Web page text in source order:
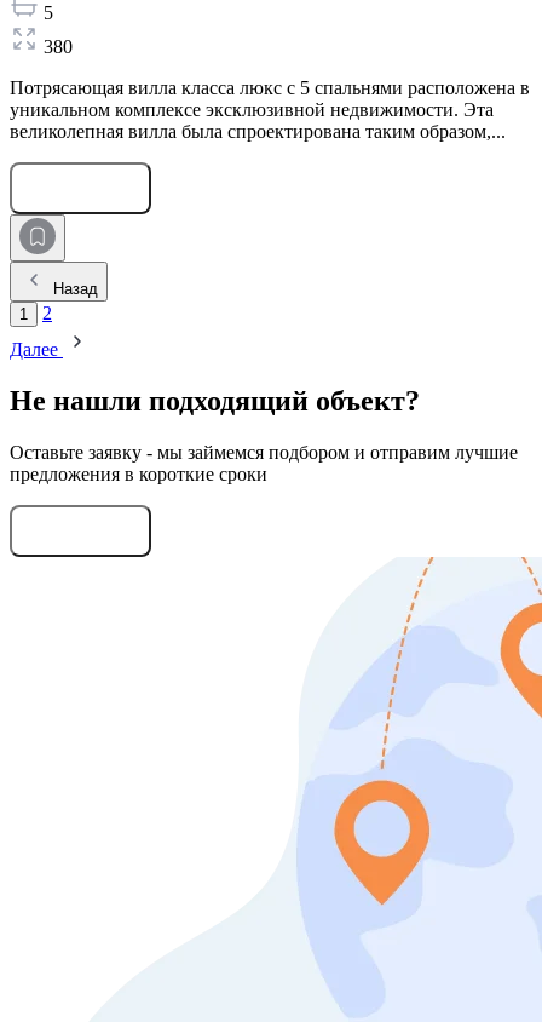
5
380
Потрясающая вилла класса люкс с 5 спальнями расположена в
уникальном комплексе эксклюзивной недвижимости. Эта
великолепная вилла была спроектирована таким образом,...
Назад
1
2
Далее
Не нашли подходящий объект?
Оставьте заявку - мы займемся подбором и отправим лучшие
предложения в короткие сроки